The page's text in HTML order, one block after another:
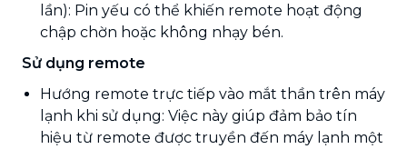
lần): Pin yếu có thể khiến remote hoạt động
chập chờn hoặc không nhạy bén.
Sử dụng remote
Hướng remote trực tiếp vào mắt thần trên máy
lạnh khi sử dụng: Việc này giúp đảm bảo tín
hiệu từ remote được truyền đến máy lạnh một